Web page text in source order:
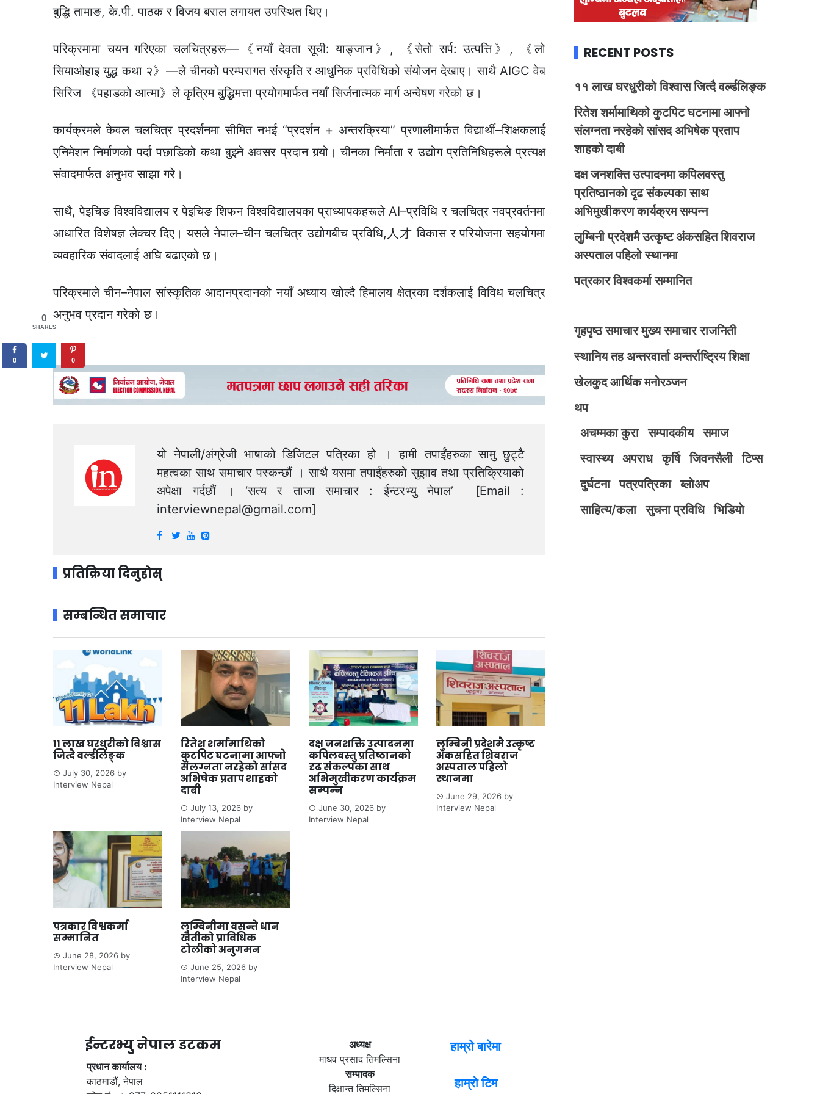
बुद्धि तामाङ, के.पी. पाठक र विजय बराल लगायत उपस्थित थिए।
परिक्रमामा चयन गरिएका चलचित्रहरू—《नयाँ देवता सूची: याङ्जान》, 《सेतो सर्प: उत्पत्ति》, 《लो
सियाओहाइ युद्ध कथा २》—ले चीनको परम्परागत संस्कृति र आधुनिक प्रविधिको संयोजन देखाए। साथै AIGC वेब
सिरिज 《पहाडको आत्मा》ले कृत्रिम बुद्धिमत्ता प्रयोगमार्फत नयाँ सिर्जनात्मक मार्ग अन्वेषण गरेको छ।
कार्यक्रमले केवल चलचित्र प्रदर्शनमा सीमित नभई “प्रदर्शन + अन्तरक्रिया” प्रणालीमार्फत विद्यार्थी–शिक्षकलाई
एनिमेशन निर्माणको पर्दा पछाडिको कथा बुझ्ने अवसर प्रदान गर्‍यो। चीनका निर्माता र उद्योग प्रतिनिधिहरूले प्रत्यक्ष
संवादमार्फत अनुभव साझा गरे।
साथै, पेइचिङ विश्वविद्यालय र पेइचिङ शिफन विश्वविद्यालयका प्राध्यापकहरूले AI–प्रविधि र चलचित्र नवप्रवर्तनमा
आधारित विशेषज्ञ लेक्चर दिए। यसले नेपाल–चीन चलचित्र उद्योगबीच प्रविधि,人才 विकास र परियोजना सहयोगमा
व्यवहारिक संवादलाई अघि बढाएको छ।
परिक्रमाले चीन–नेपाल सांस्कृतिक आदानप्रदानको नयाँ अध्याय खोल्दै हिमालय क्षेत्रका दर्शकलाई विविध चलचित्र
अनुभव प्रदान गरेको छ।
यो नेपाली/अंग्रेजी भाषाको डिजिटल पत्रिका हो । हामी तपाईंहरुका सामु छुट्टै
महत्वका साथ समाचार पस्कन्छौं । साथै यसमा तपाईंहरुको सुझाव तथा प्रतिक्रियाको
अपेक्षा गर्दछौं । ‘सत्य र ताजा समाचार : ईन्टरभ्यु नेपाल’ [Email :
interviewnepal@gmail.com]
प्रतिक्रिया दिनुहोस्
सम्बन्धित समाचार
११ लाख घरधुरीको विश्वास
जित्दै वर्ल्डलिङ्क
July 30, 2026 by
Interview Nepal
रितेश शर्मामाथिको
कुटपिट घटनामा आफ्नो
संलग्नता नरहेको सांसद
अभिषेक प्रताप शाहको
दाबी
July 13, 2026 by
Interview Nepal
दक्ष जनशक्ति उत्पादनमा
कपिलवस्तु प्रतिष्ठानको
दृढ संकल्पका साथ
अभिमुखीकरण कार्यक्रम
सम्पन्न
June 30, 2026by
Interview Nepal
लुम्बिनी प्रदेशमै उत्कृष्ट
अंकसहित शिवराज
अस्पताल पहिलो
स्थानमा
June 29, 2026by
Interview Nepal
पत्रकार विश्वकर्मा
सम्मानित
June 28, 2026 by
Interview Nepal
लुम्बिनीमा वसन्ते धान
खेतीको प्राविधिक
टोलीको अनुगमन
June 25, 2026 by
Interview Nepal
RECENT POSTS
११ लाख घरधुरीको विश्वास जित्दै वर्ल्डलिङ्क
रितेश शर्मामाथिको कुटपिट घटनामा आफ्नो
संलग्नता नरहेको सांसद अभिषेक प्रताप
शाहको दाबी
दक्ष जनशक्ति उत्पादनमा कपिलवस्तु
प्रतिष्ठानको दृढ संकल्पका साथ
अभिमुखीकरण कार्यक्रम सम्पन्न
लुम्बिनी प्रदेशमै उत्कृष्ट अंकसहित शिवराज
अस्पताल पहिलो स्थानमा
पत्रकार विश्वकर्मा सम्मानित
गृहपृष्ठ समाचार मुख्य समाचार राजनिती
स्थानिय तह अन्तरवार्ता अन्तर्राष्ट्रिय शिक्षा
खेलकुद आर्थिक मनोरञ्जन
थप
अचम्मका कुरा
सम्पादकीय
समाज
स्वास्थ्य
अपराध कृर्षि जिवनसैली
टिप्स
दुर्घटना
पत्रपत्रिका
ब्लोअप
साहित्य/कला
सुचना प्रविधि भिडियाे
ईन्टरभ्यु नेपाल डटकम
प्रधान कार्यालय :
काठमाडौं, नेपाल
अध्यक्ष
माधव प्रसाद तिमल्सिना
सम्पादक
दिक्षान्त तिमल्सिना
हाम्रो बारेमा
हाम्रो टिम
0
SHARES
0 0